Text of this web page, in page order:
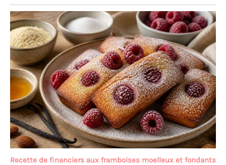
Recette de financiers aux framboises moelleux et fondants